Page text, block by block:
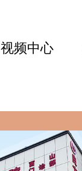
视频中心